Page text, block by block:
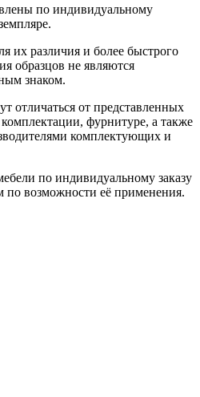
по индивидуальному
их различия и более быстрого
образцов не являются
знаком.
отличаться от представленных
комплектации, фурнитуре, а также
комплектующих и
по индивидуальному заказу
по возможности её применения.